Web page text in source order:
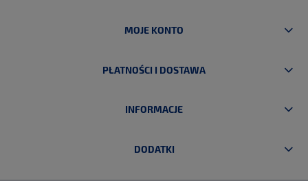
MOJE KONTO
PŁATNOŚCI I DOSTAWA
INFORMACJE
DODATKI